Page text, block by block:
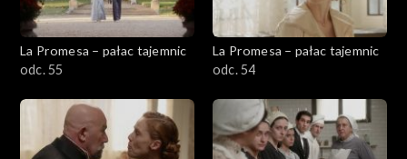
La Promesa – pałac tajemnic
odc. 55
La Promesa – pałac tajemnic
odc. 54